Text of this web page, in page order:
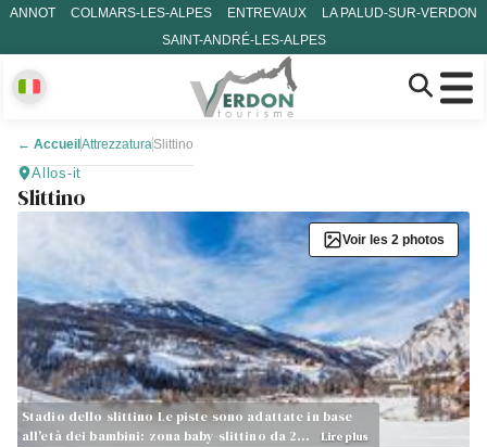
ANNOT COLMARS-LES-ALPES ENTREVAUX
LA PALUD-SUR-VERDON
SAINT-ANDRÉ-LES-ALPES
← Accueil AttrezzaturaSlittino
Allos-it
Slittino
Stadio dello slittino Le piste sono adattate in base
all'età dei bambini: zona baby-slittino da 2…
Lire plus
Voir les 2 photos